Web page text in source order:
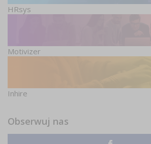
HRsys
Motivizer
Inhire
Obserwuj nas